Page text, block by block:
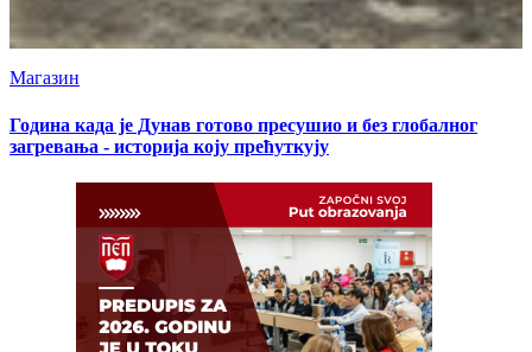
Магазин
Година када је Дунав готово пресушио и без глобалног
загревања - историја коју прећуткују